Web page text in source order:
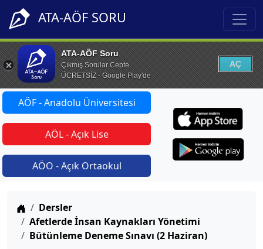
ATA-AÖF SORU
ATA-AÖF Soru
Çıkmış Sorular Cepte
ÜCRETSİZ - Google Play'de
AÇ
AÖF - Anadolu Üniversitesi
AÖL - Açık Lise
AÖO - Açık Ortaokul
Anasayfa
Dersler
Afetlerde İnsan Kaynakları Yönetimi
Bütünleme Deneme Sınavı (2 Haziran)